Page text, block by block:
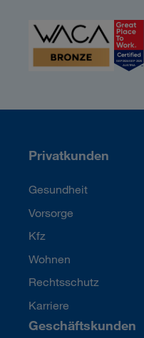
Privatkunden
Gesundheit
Vorsorge
Kfz
Wohnen
Rechtsschutz
Karriere
Geschäftskunden